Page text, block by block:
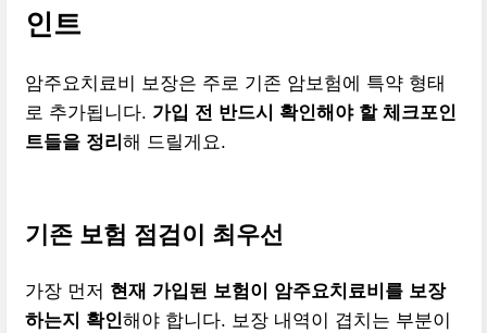
인트
암주요치료비 보장은 주로 기존 암보험에 특약 형태
로 추가됩니다. 가입 전 반드시 확인해야 할 체크포인
트들을 정리 해 드릴게요.
기존 보험 점검이 최우선
가장 먼저 현재 가입된 보험이 암주요치료비를 보장
하는지 확인해야 합니다. 보장 내역이 겹치는 부분이